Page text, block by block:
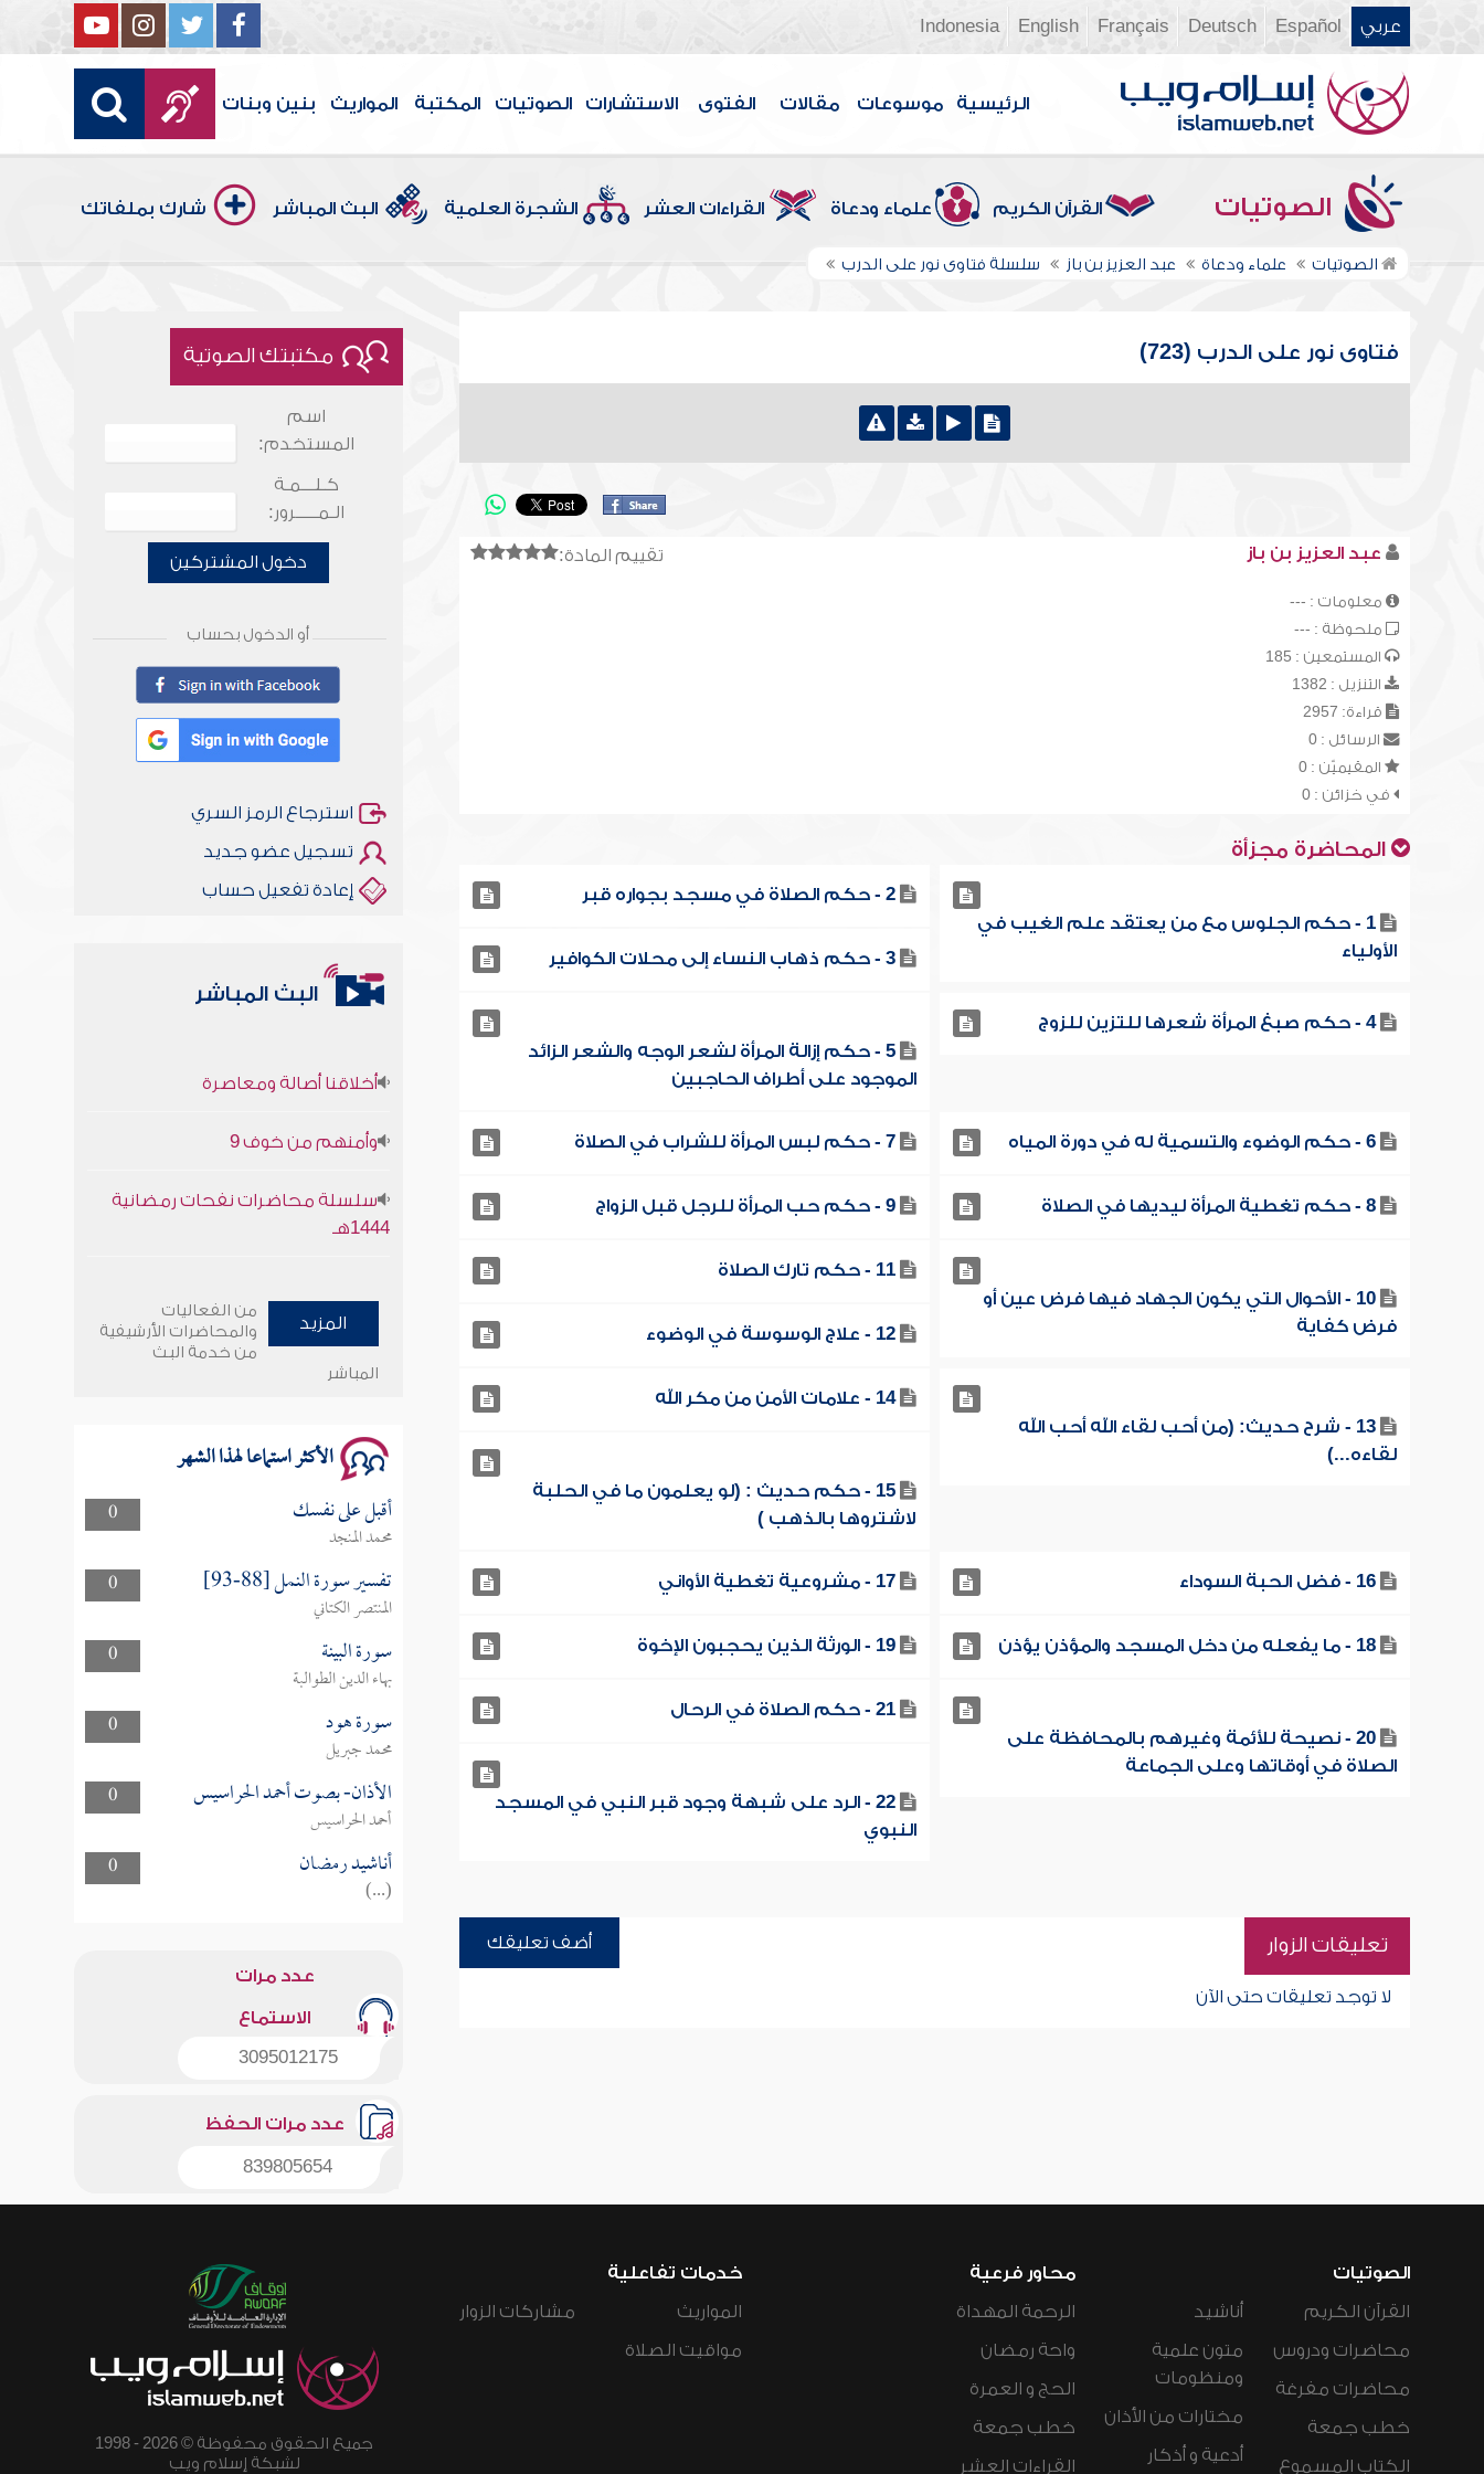
عربي Español
Deutsch
Français
English
Indonesia
الرئيسية موسوعات مقالات الفتوى الاستشارات الصوتيات المكتبة المواريث بنين وبنات
الصوتيات القرآن الكريم علماء ودعاة القراءات العشر الشجرة العلمية البث المباشر شارك بملفاتك
الصوتيات علماء ودعاة عبد العزيز بن باز سلسلة فتاوى نور على الدرب
فتاوى نور على الدرب (723)
تقييم المادة: عبد العزيز بن باز
معلومات : ---
ملحوظة : ---
المستمعين : 185
التنزيل : 1382
قراءة: 2957
الرسائل : 0
المقيميّن : 0
في خزائن : 0
المحاضرة مجزأة
1 - حكم الجلوس مع من يعتقد علم الغيب في
الأولياء
2 - حكم الصلاة في مسجد بجواره قبر
3 - حكم ذهاب النساء إلى محلات الكوافير
4 - حكم صبغ المرأة شعرها للتزين للزوج
5 - حكم إزالة المرأة لشعر الوجه والشعر الزائد
الموجود على أطراف الحاجبين
6 - حكم الوضوء والتسمية له في دورة المياه 7 - حكم لبس المرأة للشراب في الصلاة
8 - حكم تغطية المرأة ليديها في الصلاة 9 - حكم حب المرأة للرجل قبل الزواج
10 - الأحوال التي يكون الجهاد فيها فرض عين أو
فرض كفاية
11 - حكم تارك الصلاة
12 - علاج الوسوسة في الوضوء
13 - شرح حديث: (من أحب لقاء الله أحب الله
لقاءه...)
14 - علامات الأمن من مكر الله
15 - حكم حديث : (لو يعلمون ما في الحلبة
لاشتروها بالذهب )
16 - فضل الحبة السوداء 17 - مشروعية تغطية الأواني
18 - ما يفعله من دخل المسجد والمؤذن يؤذن 19 - الورثة الذين يحجبون الإخوة
20 - نصيحة للأئمة وغيرهم بالمحافظة على
الصلاة في أوقاتها وعلى الجماعة
21 - حكم الصلاة في الرحال
22 - الرد على شبهة وجود قبر النبي في المسجد
النبوي
تعليقات الزوار أضف تعليقك
لا توجد تعليقات حتى الآن
مكتبتك الصوتية
اسم
المستخدم:
كـلـــمـة
الـمـــــرور:
دخول المشتركين
أو الدخول بحساب
استرجاع الرمز السري
تسجيل عضو جديد
إعادة تفعيل حساب
البث المباشر
1444هـ
وأمنهم من خوف 9
المزيد
من الفعاليات
والمحاضرات الأرشيفية
من خدمة البث
المباشر
الأكثر استماعا لهذا الشهر
0 أقبل على نفسك
محمد المنجد
0
تفسير سورة النمل [88-93]
المنتصر الكتاني
0
سورة البينة
بهاء الدين الطوالبة
0
سورة هود
محمد جبريل
0
الأذان- بصوت أحمد الحراسيس
أحمد الحراسيس
0
أناشيد رمضان
(...)
عدد مرات
الاستماع
3095012175
عدد مرات الحفظ
839805654
الصوتيات
القرآن الكريم
محاضرات ودروس
محاضرات مفرغة
خطب جمعة
الكتاب المسموع
أناشيد
متون علمية
ومنظومات
مختارات من الأذان
أدعية و أذكار
محاور فرعية
الرحمة المهداة
واحة رمضان
الحج و العمرة
خطب جمعة
القراءات العشر
خدمات تفاعلية
المواريث
مواقيت الصلاة
مشاركات الزوار
جميع الحقوق محفوظة © 2026 - 1998
لشبكة إسلام ويب